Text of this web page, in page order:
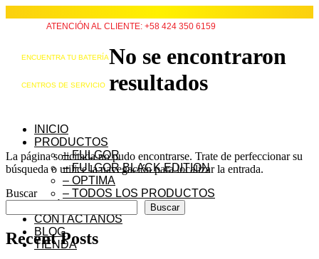
ATENCIÓN AL CLIENTE: +58 424 350 6159
ENCUENTRA TU BATERÍA
CENTROS DE SERVICIO
INICIO
PRODUCTOS
– FULGOR
– FULGOR BLACK EDITION
– OPTIMA
– TODOS LOS PRODUCTOS
CONTÁCTANOS
BLOG
TIENDA
No se encontraron
resultados
La página solicitada no pudo encontrarse. Trate de perfeccionar su
búsqueda o utilice la navegación para localizar la entrada.
Buscar
Buscar
Recent Posts